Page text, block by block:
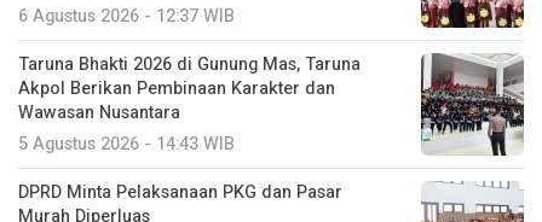
6 Agustus 2026 - 12:37 WIB
Taruna Bhakti 2026 di Gunung Mas, Taruna
Akpol Berikan Pembinaan Karakter dan
Wawasan Nusantara
5 Agustus 2026 - 14:43 WIB
DPRD Minta Pelaksanaan PKG dan Pasar